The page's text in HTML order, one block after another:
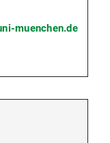
muenchen.de